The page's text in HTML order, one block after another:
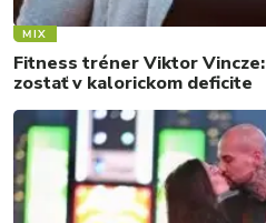
MIX
Fitness tréner Viktor
zostať v kalorickom deficite